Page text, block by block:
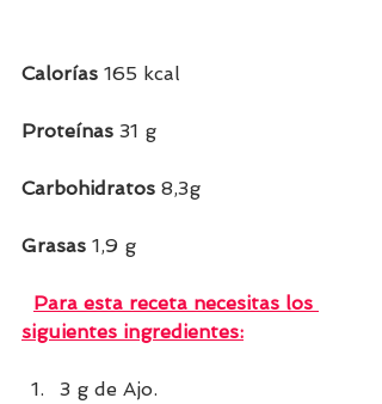
Calorías 165 kcal
Proteínas 31 g
Carbohidratos 8,3g
Grasas 1,9 g
Para esta receta necesitas los
siguientes ingredientes:
3 g de Ajo.